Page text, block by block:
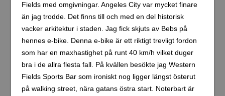
Fields med omgivningar. Angeles City var mycket finare
än jag trodde. Det finns till och med en del historisk
vacker arkitektur i staden. Jag fick skjuts av Bebs på
hennes e-bike. Denna e-bike är ett riktigt trevligt fordon
som har en maxhastighet på runt 40 km/h vilket duger
bra i de allra flesta fall. På kvällen besökte jag Western
Fields Sports Bar som ironiskt nog ligger längst österut
på walking street, nära gatans östra start. Noterbart är